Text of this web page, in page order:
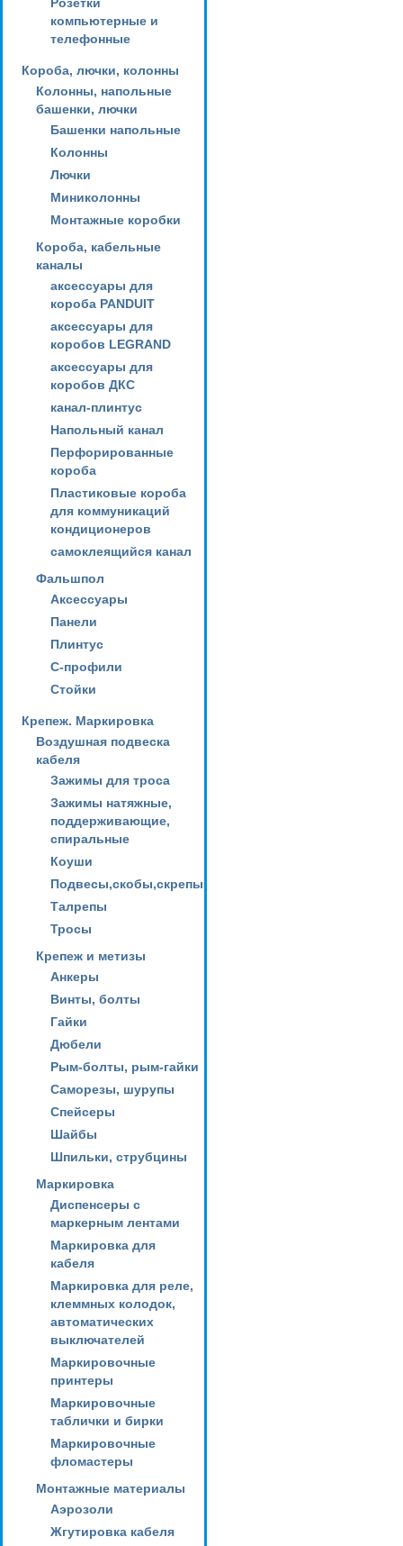
компьютерные и
телефонные
Короба, лючки, колонны
Колонны, напольные
башенки, лючки
Башенки напольные
Колонны
Лючки
Миниколонны
Монтажные коробки
Короба, кабельные
каналы
аксессуары для
короба PANDUIT
аксессуары для
коробов LEGRAND
аксессуары для
коробов ДКС
канал-плинтус
Напольный канал
Перфорированные
короба
Пластиковые короба
для коммуникаций
кондиционеров
самоклеящийся канал
Фальшпол
Аксессуары
Панели
Плинтус
С-профили
Стойки
Крепеж. Маркировка
Воздушная подвеска
кабеля
Зажимы для троса
Зажимы натяжные,
поддерживающие,
спиральные
Коуши
Подвесы,скобы,скрепы
Талрепы
Тросы
Крепеж и метизы
Анкеры
Винты, болты
Гайки
Дюбели
Рым-болты, рым-гайки
Саморезы, шурупы
Спейсеры
Шайбы
Шпильки, струбцины
Маркировка
Диспенсеры с
маркерным лентами
Маркировка для
кабеля
Маркировка для реле,
клеммных колодок,
автоматических
выключателей
Маркировочные
принтеры
Маркировочные
таблички и бирки
Маркировочные
фломастеры
Монтажные материалы
Аэрозоли
Жгутировка кабеля